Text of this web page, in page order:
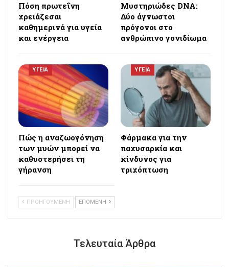
Πόση πρωτεΐνη
χρειάζεσαι
καθημερινά για υγεία
και ενέργεια
Μυστηριώδες DNA:
Δύο άγνωστοι
πρόγονοι στο
ανθρώπινο γονιδίωμα
ΥΓΕΙΑ
Πώς η αναζωογόνηση
των μυών μπορεί να
καθυστερήσει τη
γήρανση
ΥΓΕΙΑ
Φάρμακα για την
παχυσαρκία και
κίνδυνος για
τριχόπτωση
ΠΡΟΗΓΟΥΜΕΝΗ ΕΠΟΜΕΝΗ
Τελευταία Άρθρα